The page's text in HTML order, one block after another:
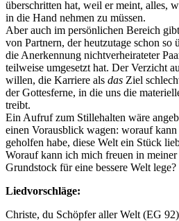
überschritten hat, weil er meint, alles,
in die Hand nehmen zu müssen.
Aber auch im persönlichen Bereich
von Partnern, der heutzutage schon so
die Anerkennung nichtverheirateter
teilweise umgesetzt hat. Der Verzicht
willen, die Karriere als das Ziel
der Gottesferne, in die uns die
treibt.
Ein Aufruf zum Stillehalten wäre
einen Vorausblick wagen: worauf
geholfen habe, diese Welt ein Stück
Worauf kann ich mich freuen in
Grundstock für eine bessere Welt lege?
Liedvorschläge:
Christe, du Schöpfer aller Welt (EG 92)